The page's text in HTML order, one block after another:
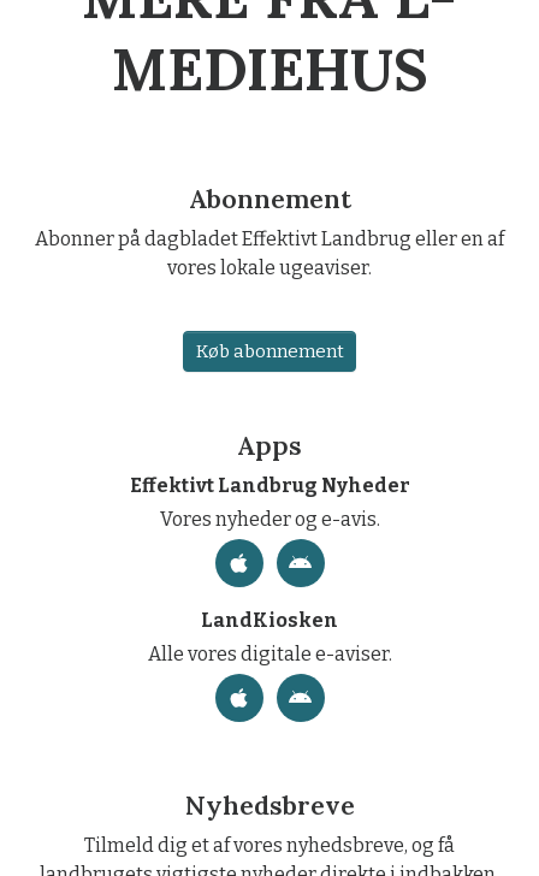
MEDIEHUS
Abonnement
Abonner på dagbladet Effektivt Landbrug eller en af
vores lokale ugeaviser.
Køb abonnement
Apps
Effektivt Landbrug Nyheder
Vores nyheder og e-avis.
LandKiosken
Alle vores digitale e-aviser.
Nyhedsbreve
Tilmeld dig et af vores nyhedsbreve, og få